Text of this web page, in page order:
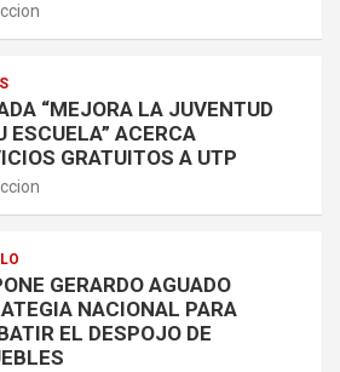
“MEJORA LA JUVENTUD
ESCUELA” ACERCA
GRATUITOS A UTP
GERARDO AGUADO
NACIONAL PARA
EL DESPOJO DE